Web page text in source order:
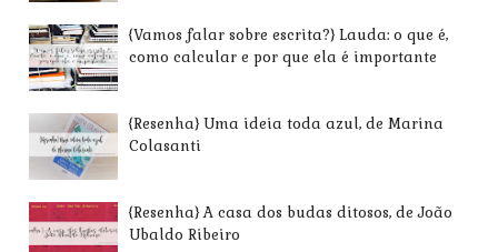
{Vamos falar sobre escrita?} Lauda: o que é,
como calcular e por que ela é importante
{Resenha} Uma ideia toda azul, de Marina
Colasanti
{Resenha} A casa dos budas ditosos, de João
Ubaldo Ribeiro